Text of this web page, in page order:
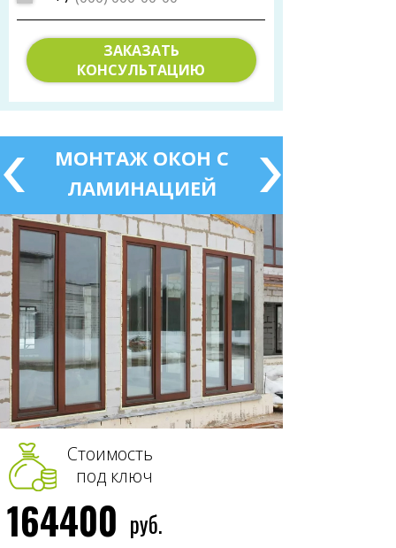
ЗАКАЗАТЬ
КОНСУЛЬТАЦИЮ
МОНТАЖ ОКОН С
ЛАМИНАЦИЕЙ
Стоимость
под ключ
164400 руб.